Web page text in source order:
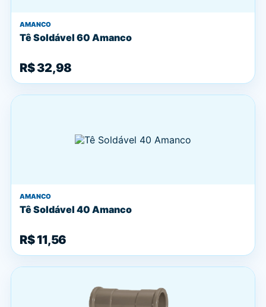
AMANCO
Tê Soldável 60 Amanco
R$ 32,98
AMANCO
Tê Soldável 40 Amanco
R$ 11,56